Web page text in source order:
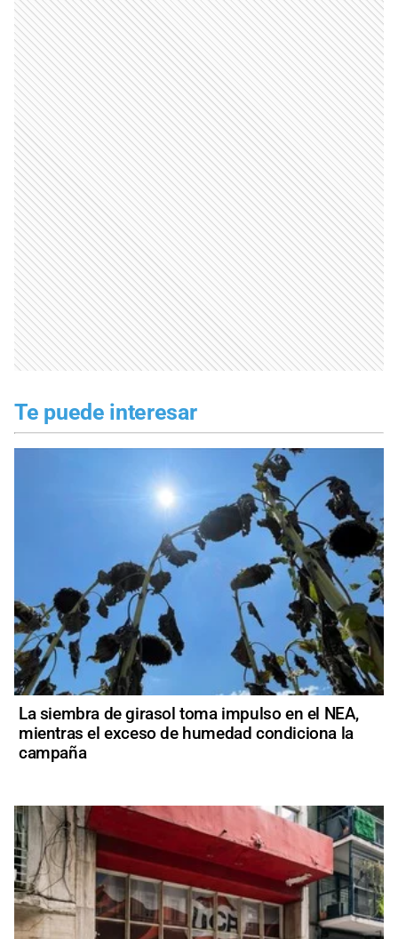
Te puede interesar
La siembra de girasol toma impulso en el NEA,
mientras el exceso de humedad condiciona la
campaña